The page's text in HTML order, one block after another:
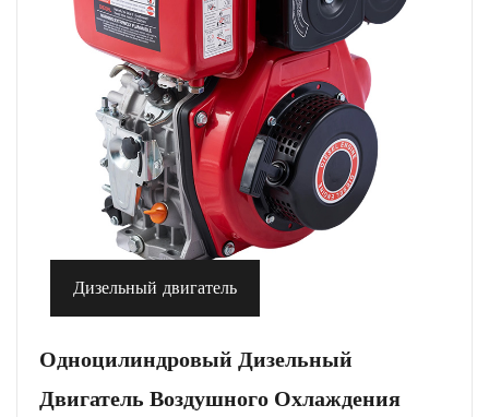
Дизельный двигатель
Одноцилиндровый Дизельный
Двигатель Воздушного Охлаждения